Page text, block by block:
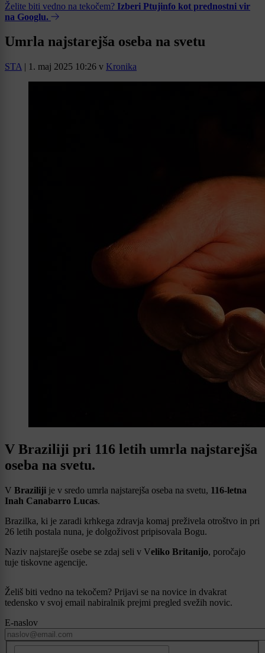
Želite biti vedno na tekočem? Izberi Ptujinfo kot prednostni vir
na Googlu.
Umrla najstarejša oseba na svetu
STA | 1. maj 2025 10:26 v Kronika
V Braziliji pri 116 letih umrla najstarejša
oseba na svetu.
V Braziliji je v sredo umrla najstarejša oseba na svetu, 116-letna
Inah Canabarro Lucas.
Brazilka, ki je zaradi krhkega zdravja komaj preživela otroštvo in pri
26 letih postala nuna, je dolgoživost pripisovala Bogu.
Naziv najstarejše osebe se zdaj seli v Veliko Britanijo, poročajo
tuje tiskovne agencije.
Želiš biti vedno na tekočem? Prijavi se na novice in dvakrat
tedensko v svoj email nabiralnik prejmi pregled svežih novic.
E-naslov